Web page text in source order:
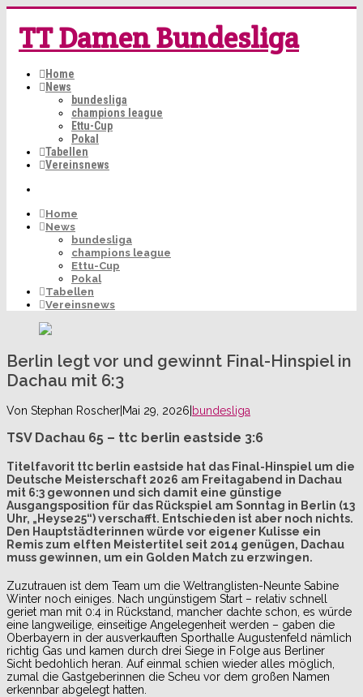
TT Damen Bundesliga
Home
News
bundesliga
champions league
Ettu-Cup
Pokal
Tabellen
Vereinsnews
Home
News
bundesliga
champions league
Ettu-Cup
Pokal
Tabellen
Vereinsnews
Berlin legt vor und gewinnt Final-Hinspiel in
Dachau mit 6:3
Von Stephan Roscher|Mai 29, 2026|bundesliga
TSV Dachau 65 – ttc berlin eastside 3:6
Titelfavorit ttc berlin eastside hat das Final-Hinspiel um die
Deutsche Meisterschaft 2026 am Freitagabend in Dachau
mit 6:3 gewonnen und sich damit eine günstige
Ausgangsposition für das Rückspiel am Sonntag in Berlin (13
Uhr, „Heyse25“) verschafft. Entschieden ist aber noch nichts.
Den Hauptstädterinnen würde vor eigener Kulisse ein
Remis zum elften Meistertitel seit 2014 genügen, Dachau
muss gewinnen, um ein Golden Match zu erzwingen.
Zuzutrauen ist dem Team um die Weltranglisten-Neunte Sabine
Winter noch einiges. Nach ungünstigem Start – relativ schnell
geriet man mit 0:4 in Rückstand, mancher dachte schon, es würde
eine langweilige, einseitige Angelegenheit werden – gaben die
Oberbayern in der ausverkauften Sporthalle Augustenfeld nämlich
richtig Gas und kamen durch drei Siege in Folge aus Berliner
Sicht bedohlich heran. Auf einmal schien wieder alles möglich,
zumal die Gastgeberinnen die Scheu vor dem großen Namen
erkennbar abgelegt hatten.